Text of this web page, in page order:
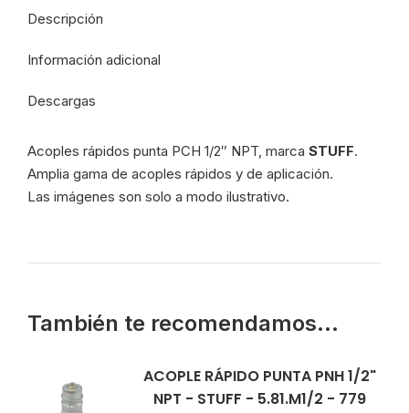
5.81.H1/2
778
cantidad
Descripción
Información adicional
Descargas
Acoples rápidos punta PCH 1/2″ NPT, marca STUFF.
Amplia gama de acoples rápidos y de aplicación.
Las imágenes son solo a modo ilustrativo.
También te recomendamos…
ACOPLE RÁPIDO PUNTA PNH 1/2"
NPT - STUFF - 5.81.M1/2 - 779